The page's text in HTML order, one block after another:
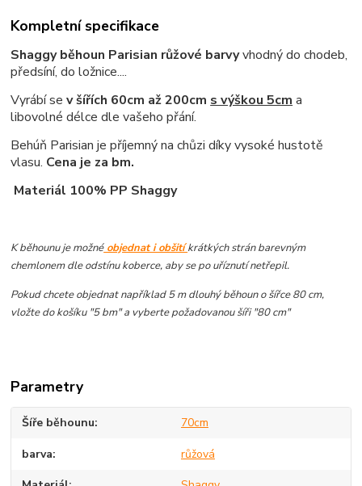
Kompletní specifikace
Shaggy běhoun Parisian růžové barvyvhodný do chodeb,
předsíní, do ložnice....
Vyrábí sev šířích 60cm až 200cm s výškou 5cm a
libovolné délce dle vašeho přání.
Behúň Parisian je příjemný na chůzi díky vysoké hustotě
vlasu. Cena je za bm.
Materiál 100% PP Shaggy
K běhounu je možnéobjednat i obšitíkrátkých strán barevným
chemlonem dle odstínu koberce, aby se po uříznutí netřepil.
Pokud chcete objednat například 5 m dlouhý běhoun o šířce 80 cm,
vložte do košíku "5 bm" a vyberte požadovanou šíři "80 cm"
Parametry
Šíře běhounu 70cm
barva růžová